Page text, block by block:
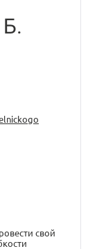
свой